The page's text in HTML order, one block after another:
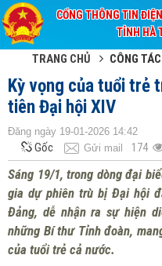
CỔNG THÔNG TIN
TỈNH HÀ
TRANG CHỦ CÔNG
Kỳ vọng của tuổi trẻ
tiên Đại hội XIV
Đăng ngày 19-01-2026 14:42
Gốc Gửi mail 174
Sáng 19/1, trong dòng đại
gia dự phiên trù bị Đại hội
Đảng, dễ nhận ra sự hiện
những Bí thư Tỉnh đoàn,
của tuổi trẻ cả nước.
Đã kết nối EMC